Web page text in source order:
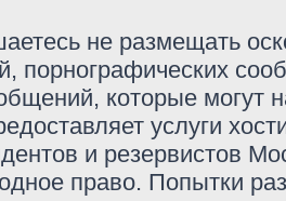
не размещать
порнографических
которые могут
услуги
и резервистов
право. Попытки